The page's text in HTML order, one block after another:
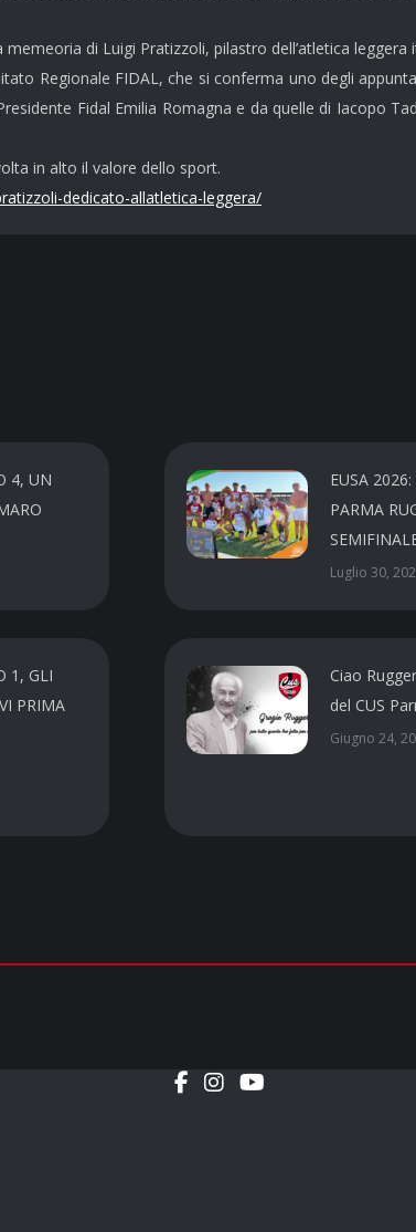
di Luigi Pratizzoli, pilastro dell’atletica leggera
Regionale FIDAL, che si conferma uno degli
Fidal Emilia Romagna e da quelle di Iacopo
in alto il valore dello sport.
dedicato-allatletica-leggera/
4, UN
EUSA
PARMA
Luglio 30,
1, GLI
PRIMA
Ciao
del CUS
Giugno 24,